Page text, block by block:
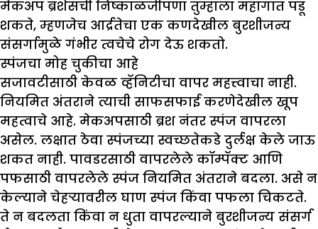
मेकअप ब्रशेसची निष्काळजीपणा तुम्हाला महागात पडू
शकते, म्हणजेच आर्द्रतेचा एक कणदेखील बुरशीजन्य
संसर्गामुळे गंभीर त्वचेचे रोग देऊ शकतो.
स्पंजचा मोह चुकीचा आहे
सजावटीसाठी केवळ व्हॅनिटीचा वापर महत्त्वाचा नाही.
नियमित अंतराने त्याची साफसफाई करणेदेखील खूप
महत्वाचे आहे. मेकअपसाठी ब्रश नंतर स्पंज वापरला
असेल. लक्षात ठेवा स्पंजच्या स्वच्छतेकडे दुर्लक्ष केले जाऊ
शकत नाही. पावडरसाठी वापरलेले कॉम्पॅक्ट आणि
पफसाठी वापरलेले स्पंज नियमित अंतराने बदला. असे न
केल्याने चेहऱ्यावरील घाण स्पंज किंवा पफला चिकटते.
ते न बदलता किंवा न धुता वापरल्याने बुरशीजन्य संसर्ग